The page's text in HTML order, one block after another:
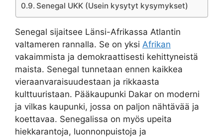
Senegal UKK (Usein kysytyt kysymykset)
Senegal sijaitsee Länsi-Afrikassa Atlantin
valtameren rannalla. Se on yksi Afrikan
vakaimmista ja demokraattisesti kehittyneistä
maista. Senegal tunnetaan ennen kaikkea
vieraanvaraisuudestaan ja rikkaasta
kulttuuristaan. Pääkaupunki Dakar on moderni
ja vilkas kaupunki, jossa on paljon nähtävää ja
koettavaa. Senegalissa on myös upeita
hiekkarantoja, luonnonpuistoja ja